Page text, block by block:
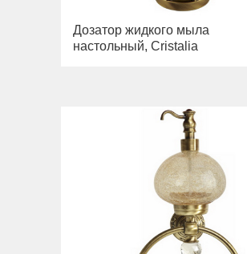
Дозатор жидкого мыла
настольный, Cristalia